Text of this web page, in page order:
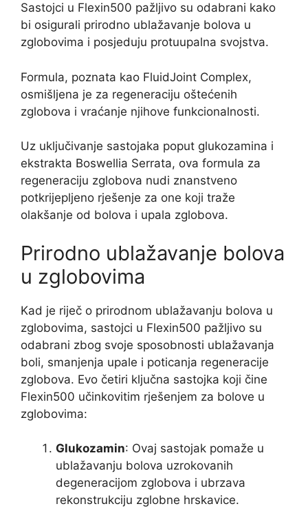
Sastojci u Flexin500 pažljivo su odabrani kako
bi osigurali prirodno ublažavanje bolova u
zglobovima i posjeduju protuupalna svojstva.
Formula, poznata kao FluidJoint Complex,
osmišljena je za regeneraciju oštećenih
zglobova i vraćanje njihove funkcionalnosti.
Uz uključivanje sastojaka poput glukozamina i
ekstrakta Boswellia Serrata, ova formula za
regeneraciju zglobova nudi znanstveno
potkrijepljeno rješenje za one koji traže
olakšanje od bolova i upala zglobova.
Prirodno ublažavanje bolova
u zglobovima
Kad je riječ o prirodnom ublažavanju bolova u
zglobovima, sastojci u Flexin500 pažljivo su
odabrani zbog svoje sposobnosti ublažavanja
boli, smanjenja upale i poticanja regeneracije
zglobova. Evo četiri ključna sastojka koji čine
Flexin500 učinkovitim rješenjem za bolove u
zglobovima:
Glukozamin: Ovaj sastojak pomaže u
ublažavanju bolova uzrokovanih
degeneracijom zglobova i ubrzava
rekonstrukciju zglobne hrskavice.